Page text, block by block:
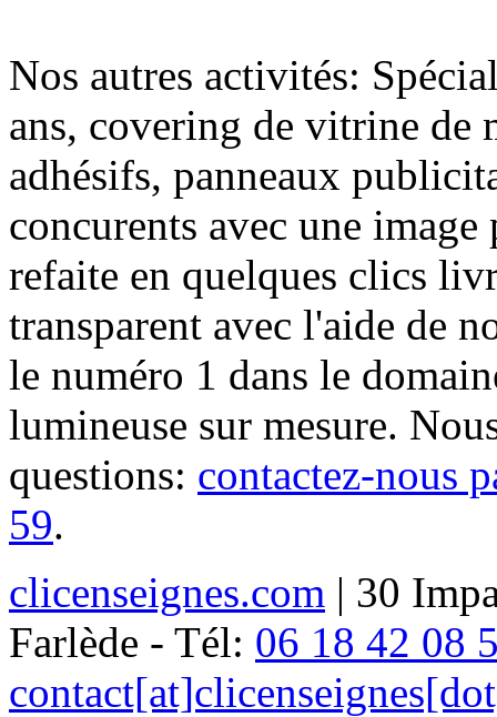
Nos autres activités:
ans, covering de vitrine de
adhésifs, panneaux
concurents avec une
refaite en quelques clics
transparent avec l'aide de
le numéro 1 dans le
lumineuse sur mesure.
questions: contactez-nous
59.
clicenseignes.com | 30
Farlède - Tél: 06 18 42 08